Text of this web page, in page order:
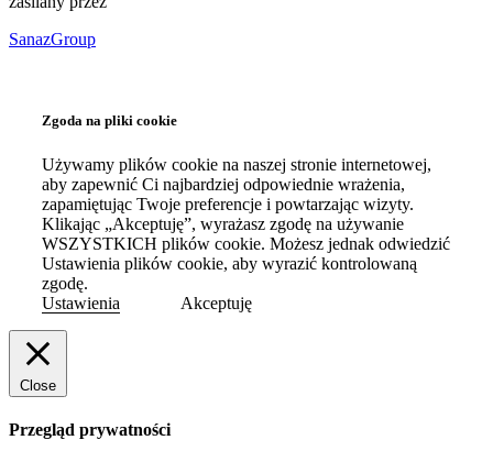
SanazGroup
Zgoda na pliki cookie
Używamy plików cookie na naszej stronie internetowej,
aby zapewnić Ci najbardziej odpowiednie wrażenia,
zapamiętując Twoje preferencje i powtarzając wizyty.
Klikając „Akceptuję”, wyrażasz zgodę na używanie
WSZYSTKICH plików cookie. Możesz jednak odwiedzić
Ustawienia plików cookie, aby wyrazić kontrolowaną
zgodę.
Ustawienia
Akceptuję
Close
Przegląd prywatności